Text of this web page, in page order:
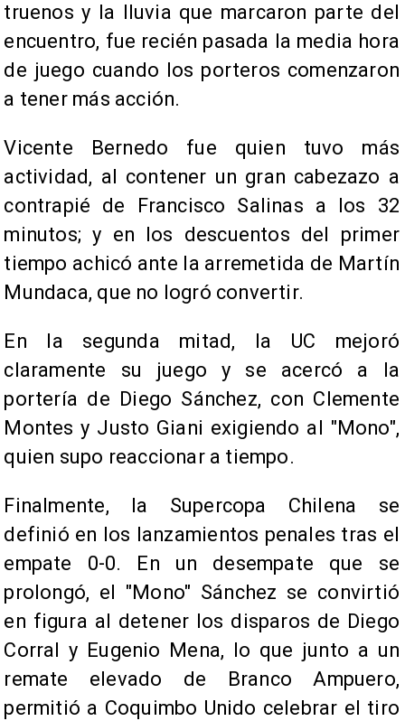
truenos y la lluvia que marcaron parte del
encuentro, fue recién pasada la media hora
de juego cuando los porteros comenzaron
a tener más acción.
Vicente Bernedo fue quien tuvo más
actividad, al contener un gran cabezazo a
contrapié de Francisco Salinas a los 32
minutos; y en los descuentos del primer
tiempo achicó ante la arremetida de Martín
Mundaca, que no logró convertir.
En la segunda mitad, la UC mejoró
claramente su juego y se acercó a la
portería de Diego Sánchez, con Clemente
Montes y Justo Giani exigiendo al "Mono",
quien supo reaccionar a tiempo.
Finalmente, la Supercopa Chilena se
definió en los lanzamientos penales tras el
empate 0-0. En un desempate que se
prolongó, el "Mono" Sánchez se convirtió
en figura al detener los disparos de Diego
Corral y Eugenio Mena, lo que junto a un
remate elevado de Branco Ampuero,
permitió a Coquimbo Unido celebrar el tiro